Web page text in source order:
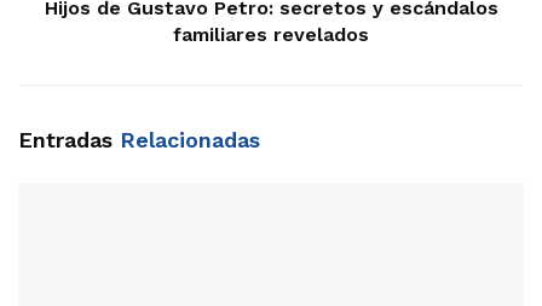
Hijos de Gustavo Petro: secretos y escándalos
familiares revelados
Entradas Relacionadas